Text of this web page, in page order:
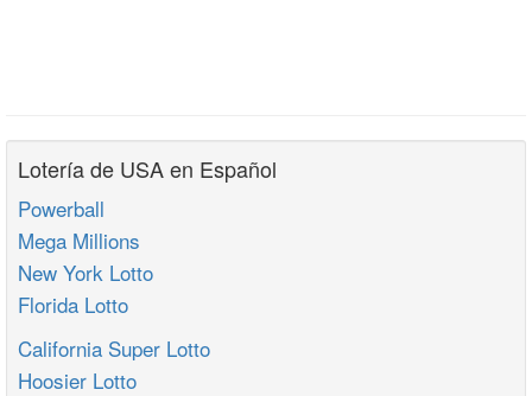
Lotería de USA en Español
Powerball
Mega Millions
New York Lotto
Florida Lotto
California Super Lotto
Hoosier Lotto